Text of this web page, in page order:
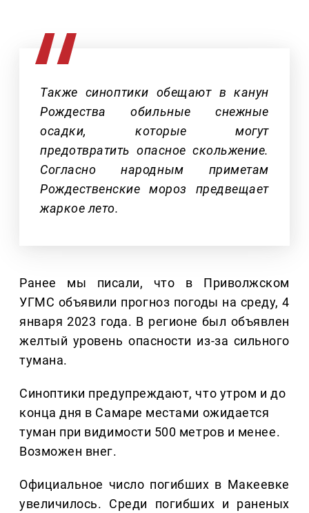
Также синоптики обещают в канун
Рождества обильные снежные
осадки, которые могут
предотвратить опасное скольжение.
Согласно народным приметам
Рождественские мороз предвещает
жаркое лето.
Ранее мы писали, что в Приволжском
УГМС объявили прогноз погоды на среду, 4
января 2023 года. В регионе был объявлен
желтый уровень опасности из-за сильного
тумана.
Синоптики предупреждают, что утром и до
конца дня в Самаре местами ожидается
туман при видимости 500 метров и менее.
Возможен внег.
Официальное число погибших в Макеевке
увеличилось. Среди погибших и раненых